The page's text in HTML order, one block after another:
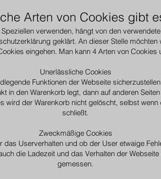
Arten von Cookies gibt
verwenden, hängt von den
geklärt. An dieser Stelle
eingehen. Man kann 4 Arten von Cookies
Unerlässliche Cookies
Funktionen der Webseite
in den Warenkorb legt, dann auf anderen
wird der Warenkorb nicht gelöscht, selbst
schließt.
Zweckmäßige Cookies
das Userverhalten und ob der User etwaige
die Ladezeit und das Verhalten der
gemessen.